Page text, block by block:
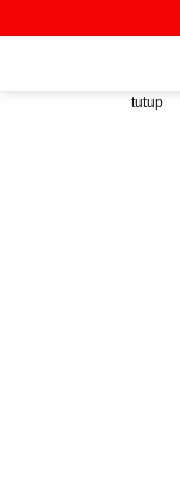
ke
tutup